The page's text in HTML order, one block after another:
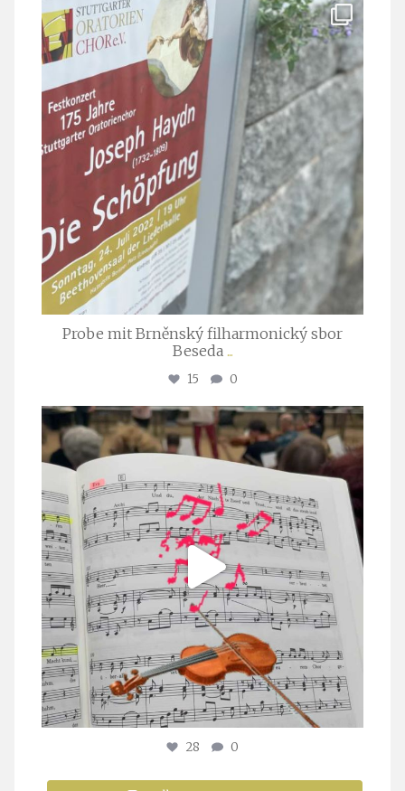
stuttgarter_oratorienchor
Juli 23
Probe mit Brněnský filharmonický sbor
Beseda ...
15 0
stuttgarter_oratorienchor
Juli 23
28 0